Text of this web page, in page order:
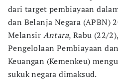
dari target pembiayaan
dan Belanja Negara (APBN)
Melansir Antara, Rabu (22/
Pengelolaan Pembiayaan
Keuangan (Kemenkeu)
sukuk negara dimaksud.